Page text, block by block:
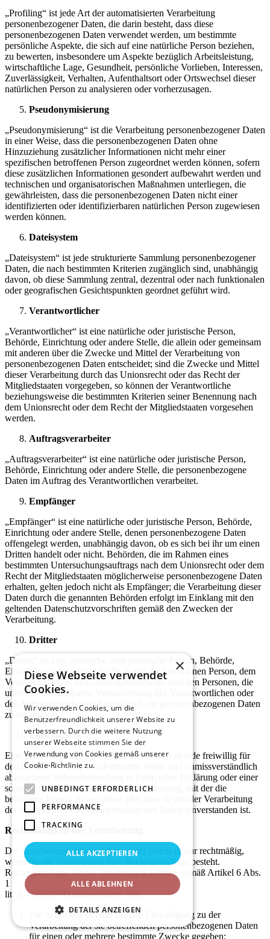
„Profiling“ ist jede Art der automatisierten Verarbeitung
personenbezogener Daten, die darin besteht, dass diese
personenbezogenen Daten verwendet werden, um bestimmte
persönliche Aspekte, die sich auf eine natürliche Person beziehen,
zu bewerten, insbesondere um Aspekte bezüglich Arbeitsleistung,
wirtschaftliche Lage, Gesundheit, persönliche Vorlieben, Interessen,
Zuverlässigkeit, Verhalten, Aufenthaltsort oder Ortswechsel dieser
natürlichen Person zu analysieren oder vorherzusagen.
Pseudonymisierung
„Pseudonymisierung“ ist die Verarbeitung personenbezogener Daten
in einer Weise, dass die personenbezogenen Daten ohne
Hinzuziehung zusätzlicher Informationen nicht mehr einer
spezifischen betroffenen Person zugeordnet werden können, sofern
diese zusätzlichen Informationen gesondert aufbewahrt werden und
technischen und organisatorischen Maßnahmen unterliegen, die
gewährleisten, dass die personenbezogenen Daten nicht einer
identifizierten oder identifizierbaren natürlichen Person zugewiesen
werden können.
Dateisystem
„Dateisystem“ ist jede strukturierte Sammlung personenbezogener
Daten, die nach bestimmten Kriterien zugänglich sind, unabhängig
davon, ob diese Sammlung zentral, dezentral oder nach funktionalen
oder geografischen Gesichtspunkten geordnet geführt wird.
Verantwortlicher
„Verantwortlicher“ ist eine natürliche oder juristische Person,
Behörde, Einrichtung oder andere Stelle, die allein oder gemeinsam
mit anderen über die Zwecke und Mittel der Verarbeitung von
personenbezogenen Daten entscheidet; sind die Zwecke und Mittel
dieser Verarbeitung durch das Unionsrecht oder das Recht der
Mitgliedstaaten vorgegeben, so können der Verantwortliche
beziehungsweise die bestimmten Kriterien seiner Benennung nach
dem Unionsrecht oder dem Recht der Mitgliedstaaten vorgesehen
werden.
Auftragsverarbeiter
„Auftragsverarbeiter“ ist eine natürliche oder juristische Person,
Behörde, Einrichtung oder andere Stelle, die personenbezogene
Daten im Auftrag des Verantwortlichen verarbeitet.
Empfänger
„Empfänger“ ist eine natürliche oder juristische Person, Behörde,
Einrichtung oder andere Stelle, denen personenbezogene Daten
offengelegt werden, unabhängig davon, ob es sich bei ihr um einen
Dritten handelt oder nicht. Behörden, die im Rahmen eines
bestimmten Untersuchungsauftrags nach dem Unionsrecht oder dem
Recht der Mitgliedstaaten möglicherweise personenbezogene Daten
erhalten, gelten jedoch nicht als Empfänger; die Verarbeitung dieser
Daten durch die genannten Behörden erfolgt im Einklang mit den
geltenden Datenschutzvorschriften gemäß den Zwecken der
Verarbeitung.
Dritter
„Dritter“ ist eine natürliche oder juristische Person, Behörde,
Einrichtung oder andere Stelle, außer der betroffenen Person, dem
Verantwortlichen, dem Auftragsverarbeiter und den Personen, die
unter der unmittelbaren Verantwortung des Verantwortlichen oder
des Auftragsverarbeiters befugt sind, die personenbezogenen Daten
zu verarbeiten.
Einwilligung
Eine „Einwilligung“ der betroffenen Person ist jede freiwillig für
den bestimmten Fall, in informierter Weise und unmissverständlich
abgegebene Willensbekundung in Form einer Erklärung oder einer
sonstigen eindeutigen bestätigenden Handlung, mit der die
betroffene Person zu verstehen gibt, dass sie mit der Verarbeitung
der sie betreffenden personenbezogenen Daten einverstanden ist.
Rechtmäßigkeit der Verarbeitung
Die Verarbeitung personenbezogener Daten ist nur rechtmäßig,
wenn für die Verarbeitung eine Rechtsgrundlage besteht.
Rechtsgrundlage für die Verarbeitung können gemäß Artikel 6 Abs.
1
lit. a – f DSGVO insbesondere sein:
Die betroffene Person hat ihre Einwilligung zu der
Verarbeitung der sie betreffenden personenbezogenen Daten
für einen oder mehrere bestimmte Zwecke gegeben;
×
Diese Webseite verwendet
Cookies.
Wir verwenden Cookies, um die
Benutzerfreundlichkeit unserer Website zu
verbessern. Durch die weitere Nutzung
unserer Webseite stimmen Sie der
Verwendung von Cookies gemäß unserer
Cookie-Richtlinie zu.
UNBEDINGT ERFORDERLICH
PERFORMANCE
TRACKING
ALLE AKZEPTIEREN
ALLE ABLEHNEN
DETAILS ANZEIGEN